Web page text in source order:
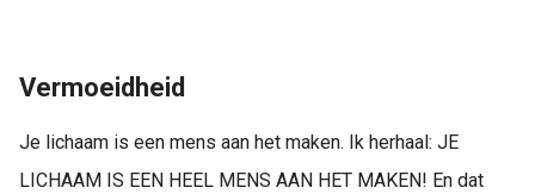
Vermoeidheid
Je lichaam is een mens aan het maken. Ik herhaal: JE
LICHAAM IS EEN HEEL MENS AAN HET MAKEN! En dat